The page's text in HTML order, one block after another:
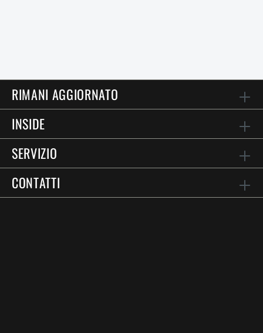
RIMANI AGGIORNATO
INSIDE
SERVIZIO
CONTATTI